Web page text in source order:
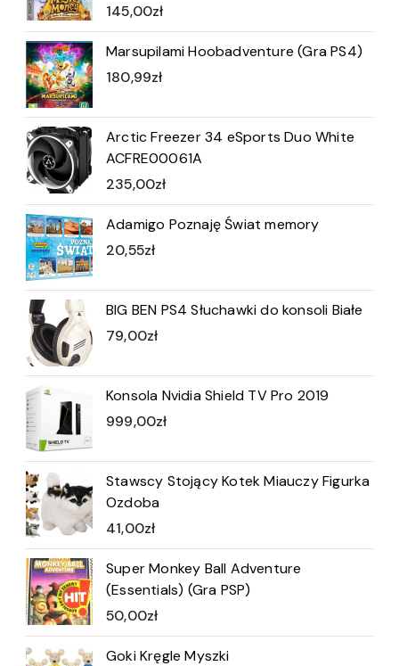
145,00zł
Marsupilami Hoobadventure (Gra PS4)
180,99zł
Arctic Freezer 34 eSports Duo White
ACFRE00061A
235,00zł
Adamigo Poznaję Świat memory
20,55zł
BIG BEN PS4 Słuchawki do konsoli Białe
79,00zł
Konsola Nvidia Shield TV Pro 2019
999,00zł
Stawscy Stojący Kotek Miauczy Figurka
Ozdoba
41,00zł
Super Monkey Ball Adventure
(Essentials) (Gra PSP)
50,00zł
Goki Kręgle Myszki